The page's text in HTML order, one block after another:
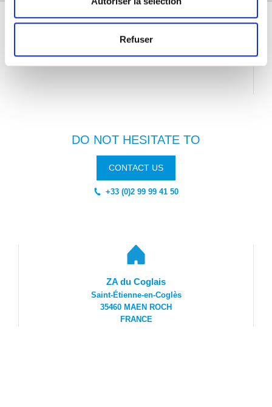
Refuser
DO NOT HESITATE TO
CONTACT US
+33 (0)2 99 99 41 50
ZA du Coglais
Saint-Étienne-en-Coglès
35460 MAEN ROCH
FRANCE